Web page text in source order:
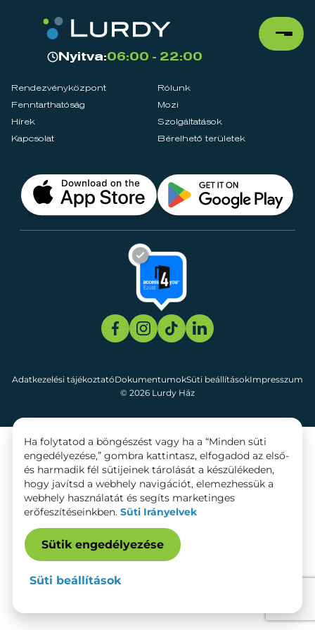
Nyitva:06:00 - 22:00
Rendezvényközpont
Rólunk
Fenntarthatóság
Mozi
Hírek
Szolgáltatások
Kapcsolat
Bérelhető területek
© 2026 Lurdy Ház
Adatkezelési tájékoztatóDokumentumokSüti beállításokImpresszum
Ha folytatod a böngészést vagy ha a “Minden süti
engedélyezése,” gombra kattintasz, elfogadod az első-
és harmadik fél sütijeinek tárolását a készülékeden,
hogy javítsd a webhely navigációt, elemezhessük a
webhely használatát és segíts marketinges
erőfeszítéseinkben. Süti Irányelvek
Sütik engedélyezése
Süti beállítások